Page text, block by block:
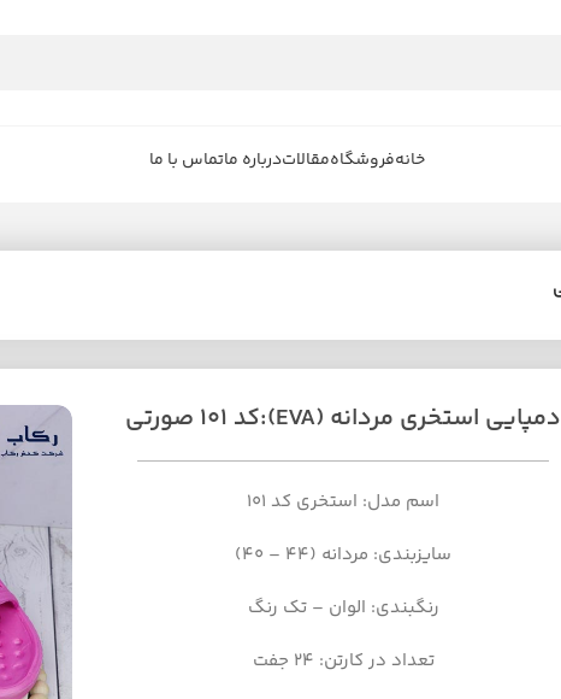
خانهفروشگاهمقالاتدرباره ماتماس با ما
دمپایی استخری مردانه (EVA):کد 101 صورتی
اسم مدل: استخری کد 101
سایزبندی: مردانه (44 – 40)
رنگبندی: الوان – تک رنگ
تعداد در کارتن: 24 جفت